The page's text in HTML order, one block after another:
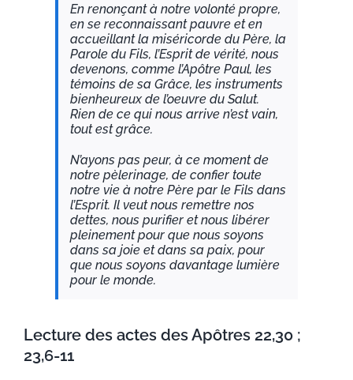
En renonçant à notre volonté propre,
en se reconnaissant pauvre et en
accueillant la miséricorde du Père, la
Parole du Fils, l’Esprit de vérité, nous
devenons, comme l’Apôtre Paul, les
témoins de sa Grâce, les instruments
bienheureux de l’oeuvre du Salut.
Rien de ce qui nous arrive n’est vain,
tout est grâce.
N’ayons pas peur, à ce moment de
notre pèlerinage, de confier toute
notre vie à notre Père par le Fils dans
l’Esprit. Il veut nous remettre nos
dettes, nous purifier et nous libérer
pleinement pour que nous soyons
dans sa joie et dans sa paix, pour
que nous soyons davantage lumière
pour le monde.
Lecture des actes des Apôtres 22,30 ;
23,6-11